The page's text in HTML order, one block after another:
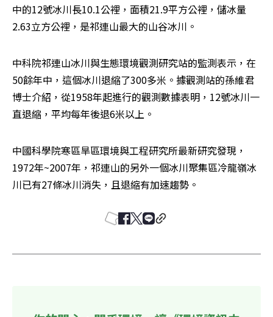
中的12號冰川長10.1公裡，面積21.9平方公裡，儲冰量
2.63立方公裡，是祁連山最大的山谷冰川。
中科院祁連山冰川與生態環境觀測研究站的監測表示，在
50餘年中，這個冰川退縮了300多米。據觀測站的孫維君
博士介紹，從1958年起進行的觀測數據表明，12號冰川一
直退縮，平均每年後退6米以上。
中國科學院寒區旱區環境與工程研究所最新研究發現，
1972年~2007年，祁連山的另外一個冰川聚集區冷龍嶺冰
川已有27條冰川消失，且退縮有加速趨勢。